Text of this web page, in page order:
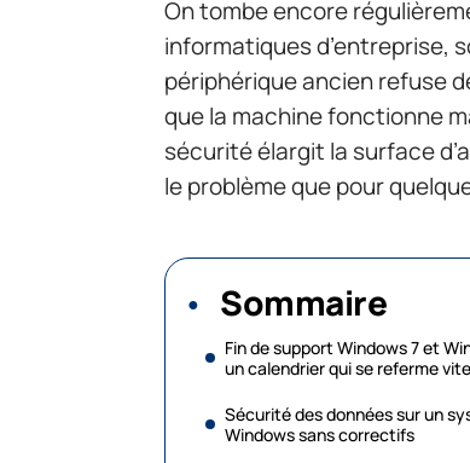
On tombe encore
informatiques d’entreprise,
périphérique ancien refuse
que la machine fonctionne
sécurité élargit la surface
le problème que pour
Sommaire
Fin de support Windows 7 et
un calendrier qui se referme vite
Sécurité des données sur un
Windows sans correctifs